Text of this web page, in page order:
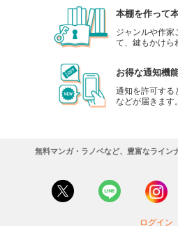
本棚を作って
ジャンルや作家
て、鍵もかけら
お得な通知機
通知を許可する
などが届きます。
無料マンガ・ラノベなど、豊富なライン
ログイン